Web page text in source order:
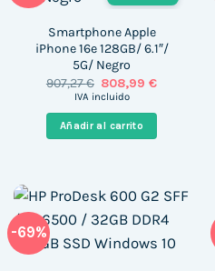
Smartphone Apple
iPhone 16e 128GB/ 6.1″/
5G/ Negro
907,27€ El
precio
era:
907,27 €.
808,99€El
es:
808,99 €.
IVA incluido
Añadir al carrito
-69%